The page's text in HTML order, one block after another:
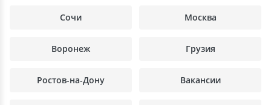
Сочи Москва
Воронеж Грузия
Ростов-на-Дону Вакансии